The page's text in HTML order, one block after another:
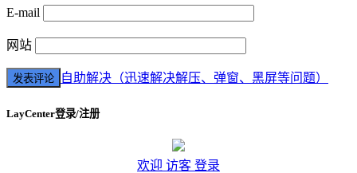
E-mail
网站
自助解决（迅速解决解压、弹窗、黑屏等问题）
LayCenter登录/注册
欢迎 访客 登录